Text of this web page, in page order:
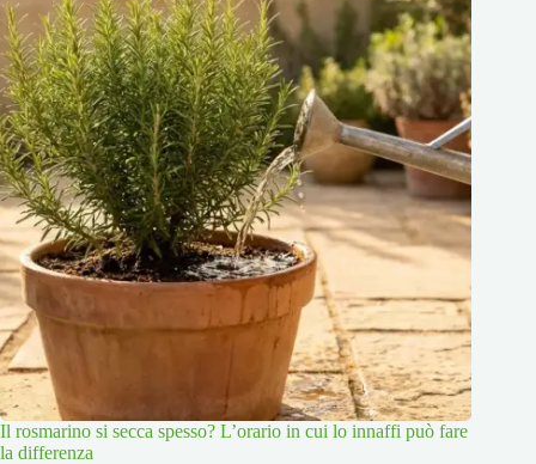
Il rosmarino si secca spesso? L’orario in cui lo innaffi può fare
la differenza